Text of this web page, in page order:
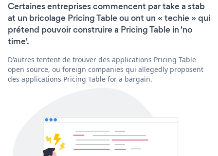
Certaines entreprises commencent par take a stab
at un bricolage Pricing Table ou ont un « techie » qui
prétend pouvoir construire a Pricing Table in 'no
time'.
D'autres tentent de trouver des applications Pricing Table
open source, ou foreign companies qui allegedly proposent
des applications Pricing Table for a bargain.